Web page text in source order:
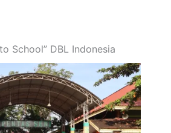
School” DBL Indonesia